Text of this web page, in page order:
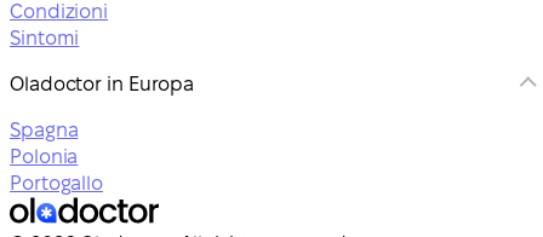
Condizioni
Sintomi
Oladoctor in Europa
Spagna
Polonia
Portogallo